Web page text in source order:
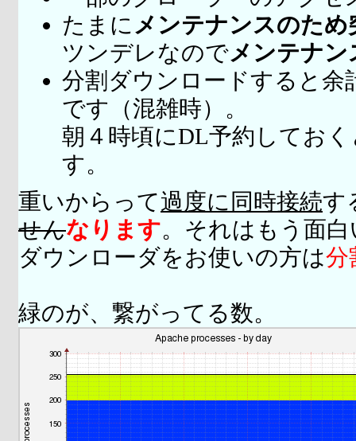
たまに メンテナンスのため
ツンデレなのでメンテナ
分割ダウンロードすると余
です（混雑時）。
朝４時頃にDL予約してお
す。
重いからって過度に同時接続す
せんなります。それはもう面
ダウンローダをお使いの方は分
緑のが、繋がってる数。